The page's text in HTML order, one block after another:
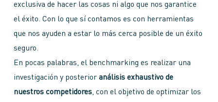
exclusiva de hacer las cosas ni algo que nos garantice
el éxito. Con lo que sí contamos es con herramientas
que nos ayuden a estar lo más cerca posible de un éxito
seguro.
En pocas palabras, el benchmarking es realizar una
investigación y posterior análisis exhaustivo de
nuestros competidores, con el objetivo de optimizar los